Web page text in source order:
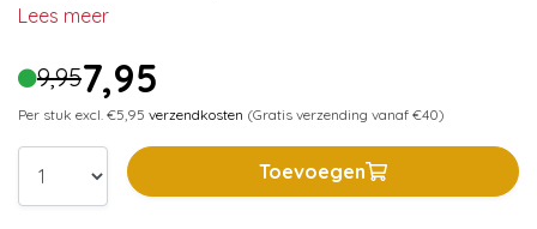
Lees meer
9,957,95
Per stuk excl. €5,95 verzendkosten (Gratis verzending vanaf €40)
Toevoegen